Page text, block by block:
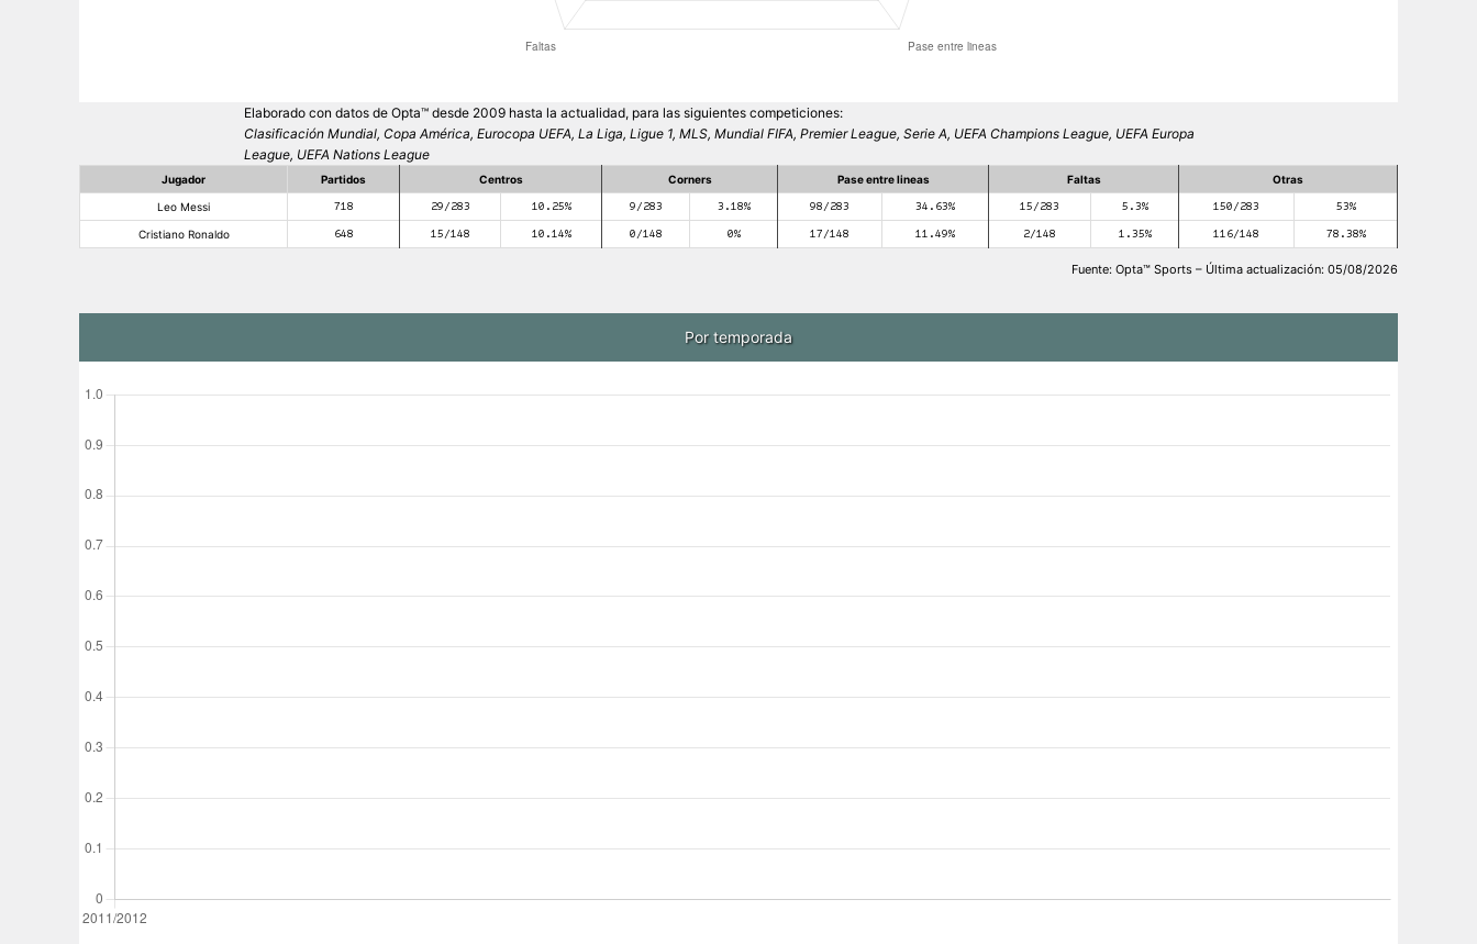
Elaborado con datos de Opta™ desde 2009 hasta la actualidad, para las siguientes competiciones:
Clasificación Mundial, Copa América, Eurocopa UEFA, La Liga, Ligue 1, MLS, Mundial FIFA, Premier League, Serie A, UEFA Champions League, UEFA Europa
League, UEFA Nations League
Jugador Partidos Centros Corners Pase entre lineas Faltas Otras
Leo Messi 718 29/283 10.25% 9/283 3.18% 98/283 34.63% 15/283 5.3% 150/283 53%
Cristiano Ronaldo 648 15/148 10.14% 0/148 0% 17/148 11.49% 2/148 1.35% 116/148 78.38%
Fuente: Opta™ Sports – Última actualización: 05/08/2026
Por temporada